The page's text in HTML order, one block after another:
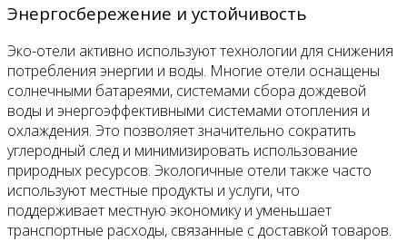
Энергосбережение и устойчивость
Эко-отели активно используют технологии для снижения
потребления энергии и воды. Многие отели оснащены
солнечными батареями, системами сбора дождевой
воды и энергоэффективными системами отопления и
охлаждения. Это позволяет значительно сократить
углеродный след и минимизировать использование
природных ресурсов. Экологичные отели также часто
используют местные продукты и услуги, что
поддерживает местную экономику и уменьшает
транспортные расходы, связанные с доставкой товаров.